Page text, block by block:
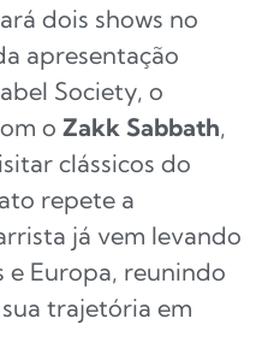
dois shows no
apresentação
Society, o
o Zakk Sabbath,
clássicos do
repete a
já vem levando
e Europa, reunindo
trajetória em